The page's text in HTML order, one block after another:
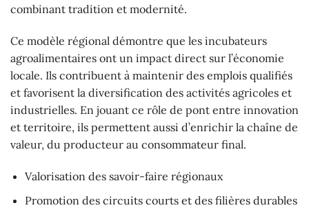
combinant tradition et modernité.
Ce modèle régional démontre que les incubateurs
agroalimentaires ont un impact direct sur l’économie
locale. Ils contribuent à maintenir des emplois qualifiés
et favorisent la diversification des activités agricoles et
industrielles. En jouant ce rôle de pont entre innovation
et territoire, ils permettent aussi d’enrichir la chaîne de
valeur, du producteur au consommateur final.
Valorisation des savoir-faire régionaux
Promotion des circuits courts et des filières durables